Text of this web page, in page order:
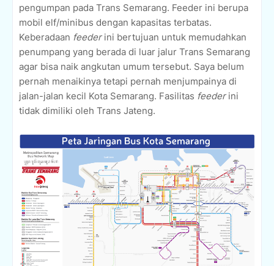
pengumpan pada Trans Semarang. Feeder ini berupa
mobil elf/minibus dengan kapasitas terbatas.
Keberadaan feederini bertujuan untuk memudahkan
penumpang yang berada di luar jalur Trans Semarang
agar bisa naik angkutan umum tersebut. Saya belum
pernah menaikinya tetapi pernah menjumpainya di
jalan-jalan kecil Kota Semarang. Fasilitas feeder ini
tidak dimiliki oleh Trans Jateng.